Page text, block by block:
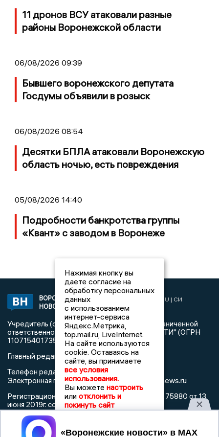
11 дронов ВСУ атаковали разные
районы Воронежской области
06/08/2026 09:39
Бывшего воронежского депутата
Госдумы объявили в розыск
06/08/2026 08:54
Десятки БПЛА атаковали Воронежскую
область ночью, есть повреждения
05/08/2026 14:40
Подробности банкротства группы
«Квант» с заводом в Воронеже
ВОРОНЕЖСКИЕ
НОВОСТИ
2019 © VORONEZHNEWS.RU | СИ
«Воронежские новости»
Учредитель (соучредители): Общество с ограниченной
ответственностью "РЕГИОНАЛЬНЫЕ НОВОСТИ" (ОГРН
1107154017354)
Главный редактор: Пирогов А.А.
Телефон редакции: +7 (473) 262 77 92
Электронная почта редакции:info@voronezhnews.ru
Регистрационный номер: серия Эл № ФС 77 - 75880 от 13
июня 2019г. согласно выписке из реестра
зарегистрированных средств массовой информации
выдана Федеральной службой по надзору в сфере связи,
информационных технологий и массовых коммуникаций
Нажимая кнопку вы
даете согласие на
обработку персональных
данных
с использованием
интернет-сервиса
Яндекс.Метрика,
top.mail.ru, LiveInternet.
На сайте используются
cookie. Оставаясь на
сайте, вы принимаете
все условия
использования.
Вы можете настроить
или отклонить и
покинуть сайт
Принять